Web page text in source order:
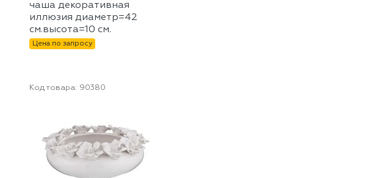
чаша декоративная
иллюзия диаметр=42
см.высота=10 см.
Цена по запросу
Код товара: 90380